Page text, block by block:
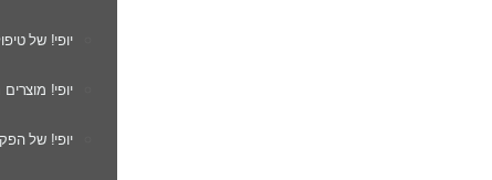
יופי! של
יופי!
יופי! של